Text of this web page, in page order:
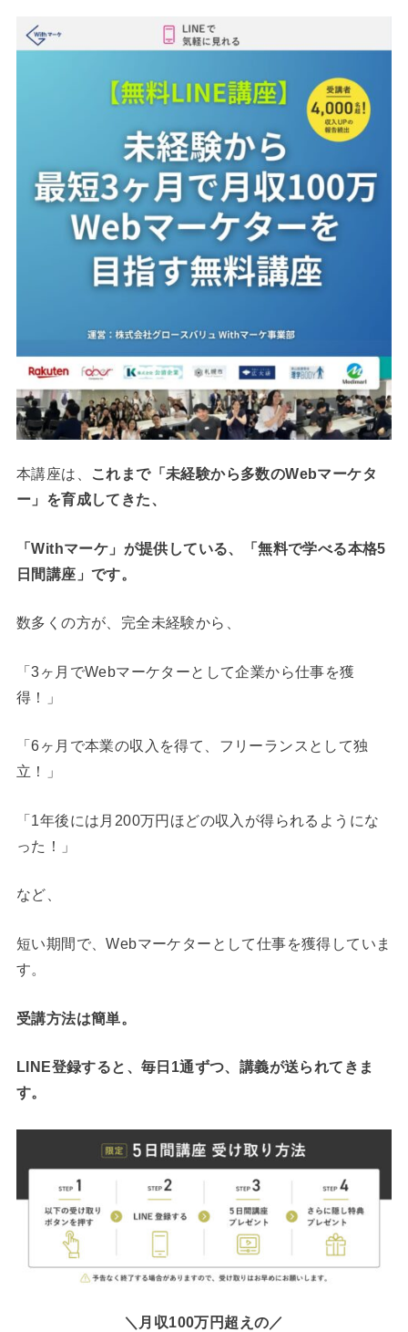
本講座は、
これまで「未経験から多数のWebマーケタ
ー」を育成してきた、
「Withマーケ」 が提供している、
「無料で学べる本格5
日間講座」です。
数多くの方が、完全未経験から、
「3ヶ月でWebマーケターとして企業から仕事を獲
得！」
「6ヶ月で本業の収入を得て、フリーランスとして独
立！」
「1年後には月200万円ほどの収入が得られるようにな
った！」
など、
短い期間で、Webマーケターとして仕事を獲得していま
す。
受講方法は簡単。
LINE登録すると、毎日1通ずつ、講義が送られてきま
す。
＼月収100万円超えの／